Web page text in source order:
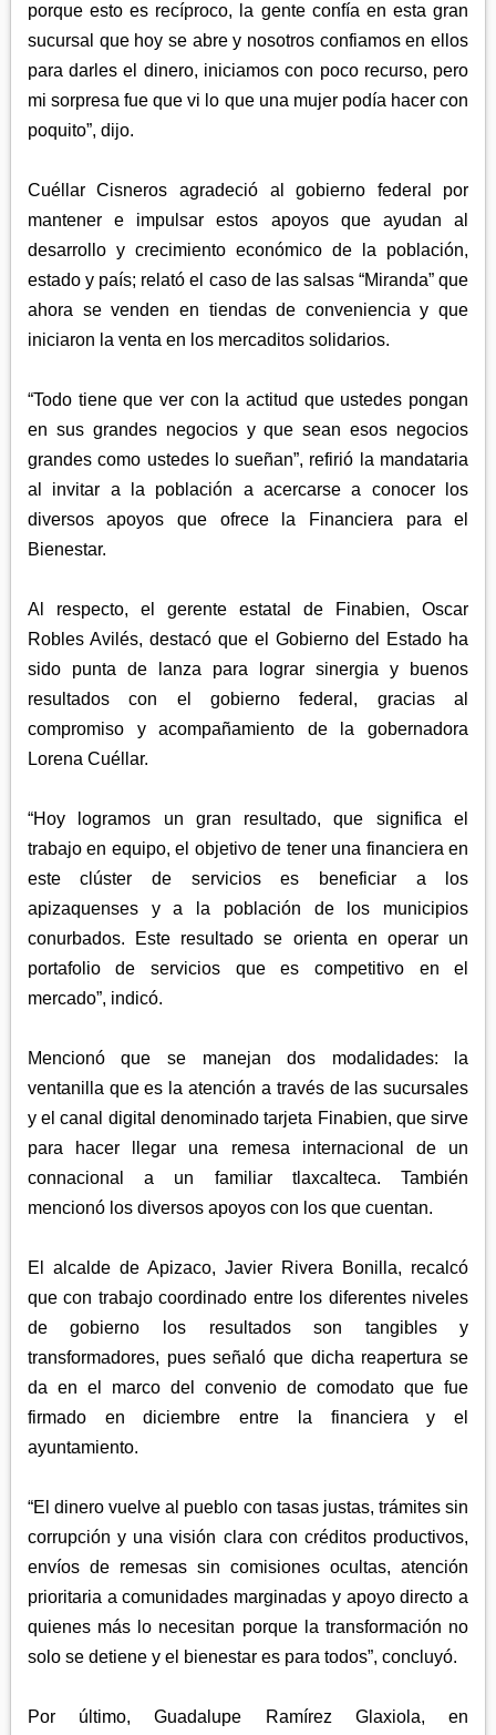
porque esto es recíproco, la gente confía en esta gran
sucursal que hoy se abre y nosotros confiamos en ellos
para darles el dinero, iniciamos con poco recurso, pero
mi sorpresa fue que vi lo que una mujer podía hacer con
poquito”, dijo.
Cuéllar Cisneros agradeció al gobierno federal por
mantener e impulsar estos apoyos que ayudan al
desarrollo y crecimiento económico de la población,
estado y país; relató el caso de las salsas “Miranda” que
ahora se venden en tiendas de conveniencia y que
iniciaron la venta en los mercaditos solidarios.
“Todo tiene que ver con la actitud que ustedes pongan
en sus grandes negocios y que sean esos negocios
grandes como ustedes lo sueñan”, refirió la mandataria
al invitar a la población a acercarse a conocer los
diversos apoyos que ofrece la Financiera para el
Bienestar.
Al respecto, el gerente estatal de Finabien, Oscar
Robles Avilés, destacó que el Gobierno del Estado ha
sido punta de lanza para lograr sinergia y buenos
resultados con el gobierno federal, gracias al
compromiso y acompañamiento de la gobernadora
Lorena Cuéllar.
“Hoy logramos un gran resultado, que significa el
trabajo en equipo, el objetivo de tener una financiera en
este clúster de servicios es beneficiar a los
apizaquenses y a la población de los municipios
conurbados. Este resultado se orienta en operar un
portafolio de servicios que es competitivo en el
mercado”, indicó.
Mencionó que se manejan dos modalidades: la
ventanilla que es la atención a través de las sucursales
y el canal digital denominado tarjeta Finabien, que sirve
para hacer llegar una remesa internacional de un
connacional a un familiar tlaxcalteca. También
mencionó los diversos apoyos con los que cuentan.
El alcalde de Apizaco, Javier Rivera Bonilla, recalcó
que con trabajo coordinado entre los diferentes niveles
de gobierno los resultados son tangibles y
transformadores, pues señaló que dicha reapertura se
da en el marco del convenio de comodato que fue
firmado en diciembre entre la financiera y el
ayuntamiento.
“El dinero vuelve al pueblo con tasas justas, trámites sin
corrupción y una visión clara con créditos productivos,
envíos de remesas sin comisiones ocultas, atención
prioritaria a comunidades marginadas y apoyo directo a
quienes más lo necesitan porque la transformación no
solo se detiene y el bienestar es para todos”, concluyó.
Por último, Guadalupe Ramírez Glaxiola, en